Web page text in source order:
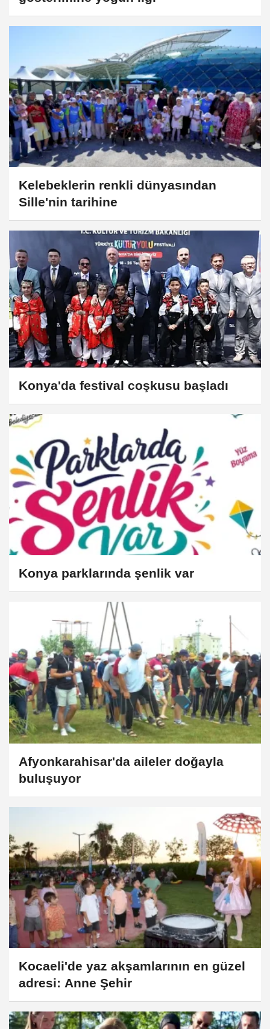
Kelebeklerin renkli dünyasından
Sille'nin tarihine
Konya'da festival coşkusu başladı
Konya parklarında şenlik var
Afyonkarahisar'da aileler doğayla
buluşuyor
Kocaeli'de yaz akşamlarının en güzel
adresi: Anne Şehir